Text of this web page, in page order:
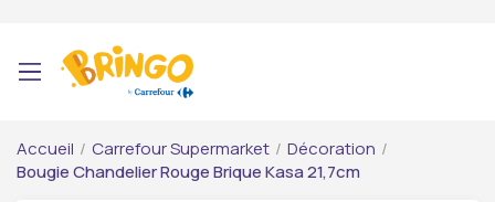
Accueil / Carrefour Supermarket / Décoration /
Bougie Chandelier Rouge Brique Kasa 21,7cm